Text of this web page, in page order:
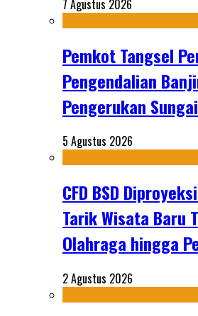
7 Agustus 2026
Pemkot Tangsel
Pengendalian
Pengerukan
5 Agustus 2026
CFD BSD
Tarik Wisata Baru
Olahraga hingga
2 Agustus 2026